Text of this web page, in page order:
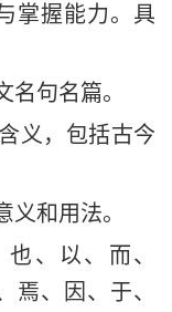
掌握能力。具
名句名篇。
义，包括古今
义和用法。
、以、而、
焉、因、于、